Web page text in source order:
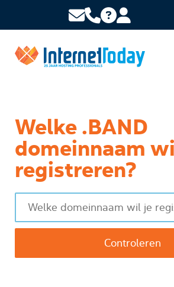
Welke .BAND
domeinnaam
registreren?